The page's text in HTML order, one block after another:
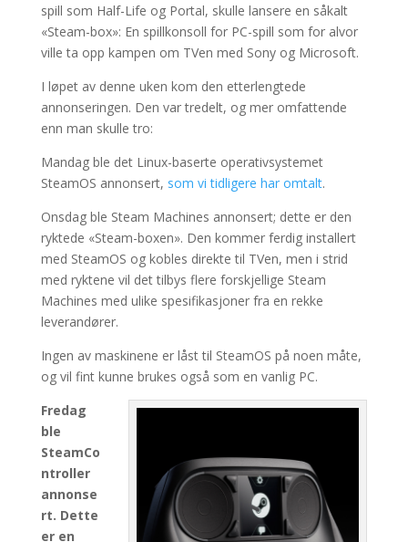
spill som Half-Life og Portal, skulle lansere en såkalt
«Steam-box»: En spillkonsoll for PC-spill som for alvor
ville ta opp kampen om TVen med Sony og Microsoft.
I løpet av denne uken kom den etterlengtede
annonseringen. Den var tredelt, og mer omfattende
enn man skulle tro:
Mandag ble det Linux-baserte operativsystemet
SteamOS annonsert, som vi tidligere har omtalt.
Onsdag ble Steam Machines annonsert; dette er den
ryktede «Steam-boxen». Den kommer ferdig installert
med SteamOS og kobles direkte til TVen, men i strid
med ryktene vil det tilbys flere forskjellige Steam
Machines med ulike spesifikasjoner fra en rekke
leverandører.
Ingen av maskinene er låst til SteamOS på noen måte,
og vil fint kunne brukes også som en vanlig PC.
Fredag
ble
SteamCo
ntroller
annonse
rt. Dette
er en